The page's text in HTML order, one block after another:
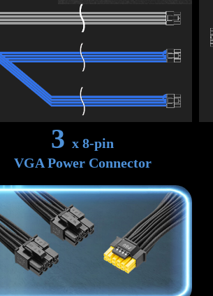
3x 8-pin
VGA Power Connector